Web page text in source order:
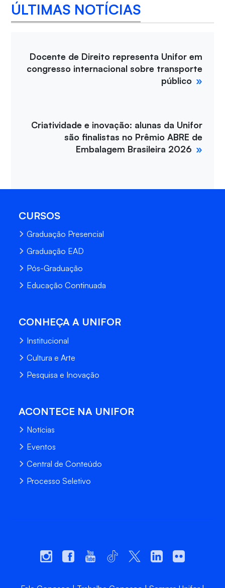
ÚLTIMAS NOTÍCIAS
Docente de Direito representa Unifor em
congresso internacional sobre transporte
público
Criatividade e inovação: alunas da Unifor
são finalistas no Prêmio ABRE de
Embalagem Brasileira 2026
CURSOS
Graduação Presencial
Graduação EAD
Pós-Graduação
Educação Continuada
CONHEÇA A UNIFOR
Institucional
Cultura e Arte
Pesquisa e Inovação
ACONTECE NA UNIFOR
Notícias
Eventos
Central de Conteúdo
Processo Seletivo